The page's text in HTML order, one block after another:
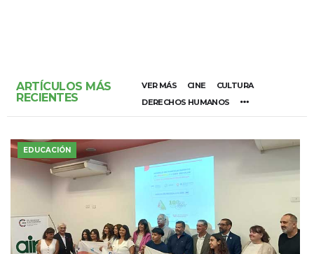
ARTÍCULOS MÁS
RECIENTES
VER MÁS CINE
CULTURA
DERECHOS HUMANOS
EDUCACIÓN